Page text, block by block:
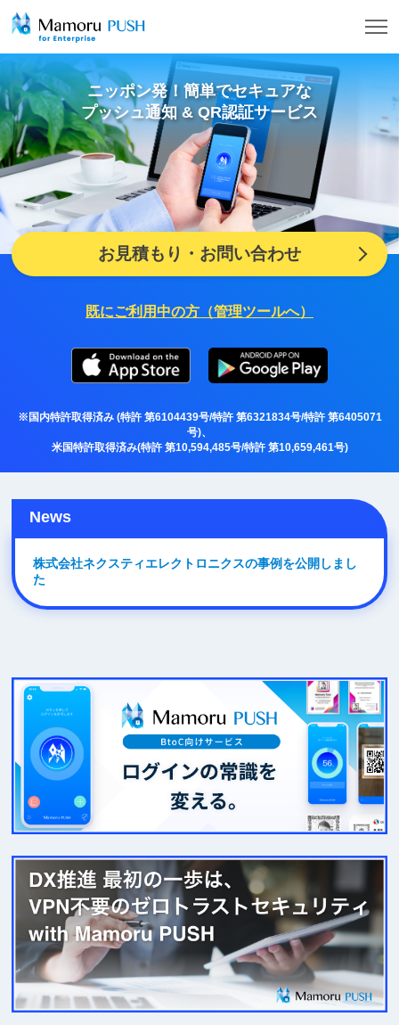
エ
ン
タ
ー
プ
向
け
プ
ッ
ュ
知
&QR
認
証
Mamoru
PUSH
ニッポン発！簡単でセキュアな
プッシュ通知 & QR認証サービス
※国内特許取得済み (特許 第6104439号/特許 第6321834号/特許 第6405071
号)、
米国特許取得済み(特許 第10,594,485号/特許 第10,659,461号)
お見積もり・お問い合わせ
既にご利用中の方（管理ツールへ）
News
株式会社ネクスティエレクトロニクスの事例を公開しまし
た